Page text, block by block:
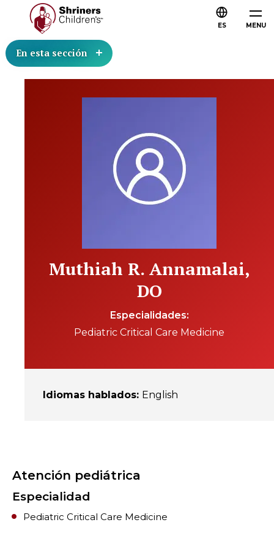
MENU
ES
En esta sección
Muthiah R. Annamalai,
DO
Especialidades
Pediatric Critical Care Medicine
Idiomas hablados: English
Atención pediátrica
Especialidad
Pediatric Critical Care Medicine